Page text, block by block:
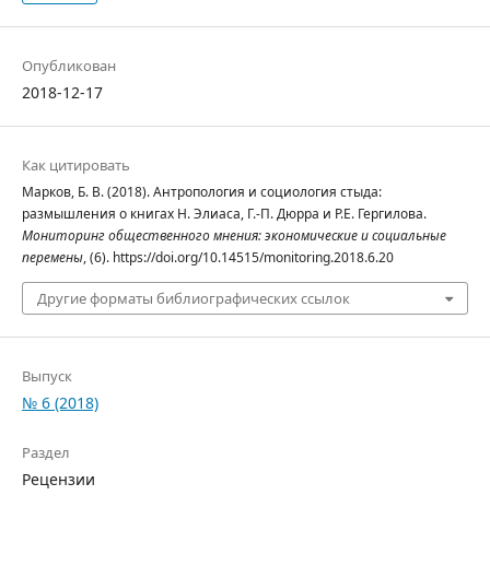
Опубликован
2018-12-17
Как цитировать
Марков, Б. В. (2018). Антропология и социология стыда:
размышления о книгах Н. Элиаса, Г.-П. Дюрра и Р.Е. Гергилова.
Мониторинг общественного мнения: экономические и социальные
перемены, (6). https://doi.org/10.14515/monitoring.2018.6.20
Другие форматы библиографических ссылок
Выпуск
№ 6 (2018)
Раздел
Рецензии